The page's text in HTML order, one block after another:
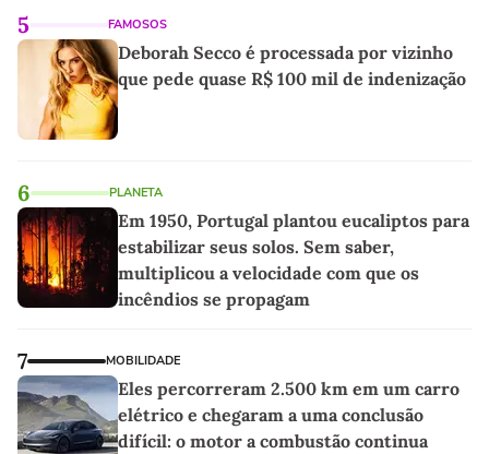
5 FAMOSOS
Deborah Secco é processada por vizinho
que pede quase R$ 100 mil de indenização
6 PLANETA
Em 1950, Portugal plantou eucaliptos para
estabilizar seus solos. Sem saber,
multiplicou a velocidade com que os
incêndios se propagam
7 MOBILIDADE
Eles percorreram 2.500 km em um carro
elétrico e chegaram a uma conclusão
difícil: o motor a combustão continua